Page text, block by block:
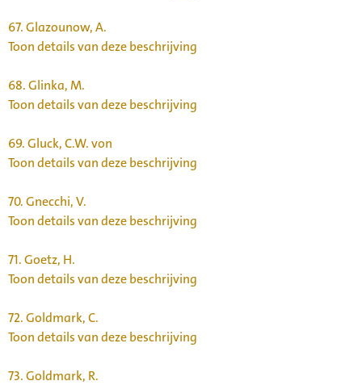
67.Glazounow, A.
Toon details van deze beschrijving
68.Glinka, M.
Toon details van deze beschrijving
69.Gluck, C.W. von
Toon details van deze beschrijving
70.Gnecchi, V.
Toon details van deze beschrijving
71.Goetz, H.
Toon details van deze beschrijving
72.Goldmark, C.
Toon details van deze beschrijving
73.Goldmark, R.